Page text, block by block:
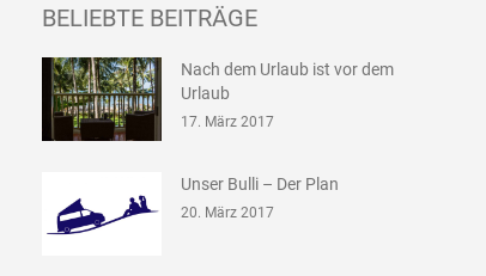
BELIEBTE BEITRÄGE
Nach dem Urlaub ist vor dem
Urlaub
17. März 2017
Unser Bulli – Der Plan
20. März 2017